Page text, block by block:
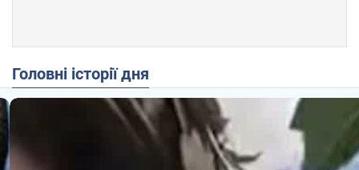
Головні історії дня